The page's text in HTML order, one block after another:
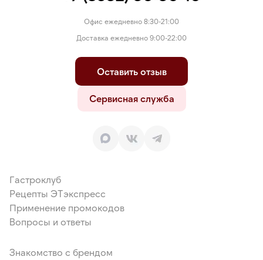
Офис ежедневно 8:30-21:00
Доставка ежедневно 9:00-22:00
Оставить отзыв
Сервисная служба
Гастроклуб
Рецепты ЭТэкспресс
Применение промокодов
Вопросы и ответы
Знакомство с брендом